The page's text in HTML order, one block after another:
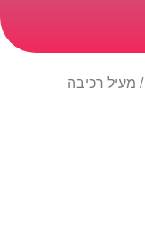
/ מעיל רכיבה